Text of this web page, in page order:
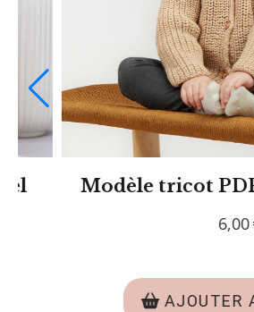
tricot PDF - Gilet
AJOUTER AU